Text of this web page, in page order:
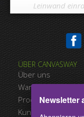
Bild
Leinwand
ÜBER CANVASWAY
Über uns
Warum
Produktqualität
Kundenreferenzen
Newsletter